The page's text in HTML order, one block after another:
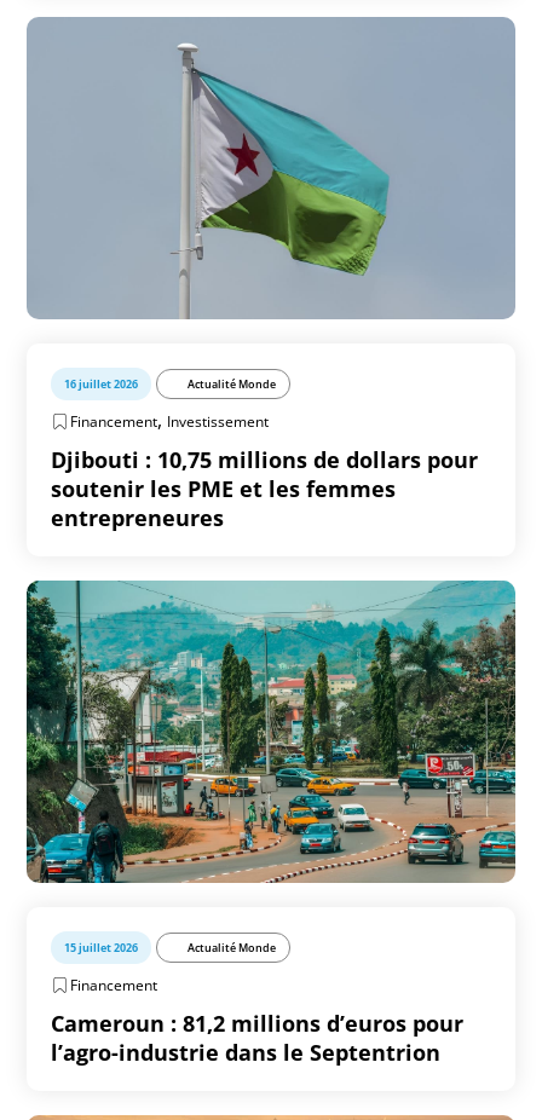
16 juillet 2026 Actualité Monde
Financement, Investissement
Djibouti : 10,75 millions de dollars pour
soutenir les PME et les femmes
entrepreneures
15 juillet 2026 Actualité Monde
Financement
Cameroun : 81,2 millions d’euros pour
l’agro-industrie dans le Septentrion